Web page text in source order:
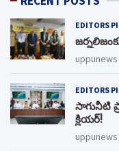
EDITORS
uppunews
EDITORS
సాగునీటి
క్లియర్!
uppunews